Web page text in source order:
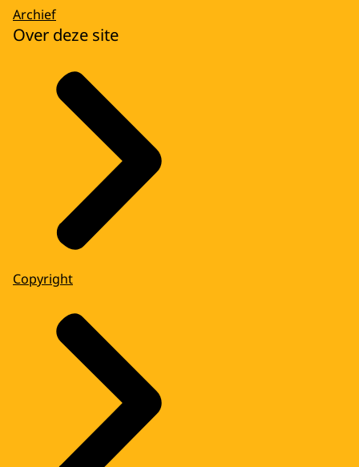
Archief
Over deze site
Copyright